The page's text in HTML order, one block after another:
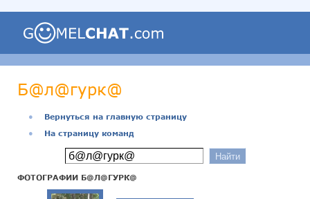
Б@л@гурк@
●
Вернуться на главную страницу
●
На страницу команд
ФОТОГРАФИИ Б@Л@ГУРК@